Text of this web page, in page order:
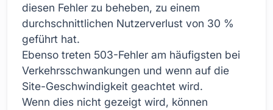
diesen Fehler zu beheben, zu einem
durchschnittlichen Nutzerverlust von 30 %
geführt hat.
Ebenso treten 503-Fehler am häufigsten bei
Verkehrsschwankungen und wenn auf die
Site-Geschwindigkeit geachtet wird.
Wenn dies nicht gezeigt wird, können